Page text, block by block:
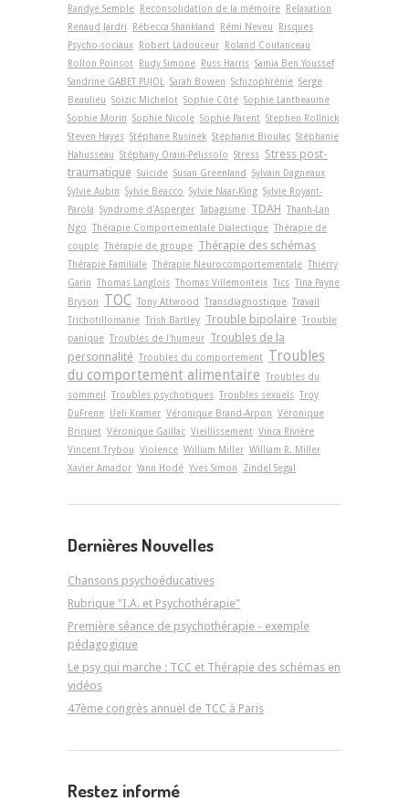
Randye Semple Reconsolidation de la mémoire Relaxation
Renaud Jardri
Rébecca Shankland Rémi Neveu
Risques
Psycho-sociaux Robert Ladouceur Roland Coutanceau
Rollon Poinsot Rudy Simone Russ Harris Samia Ben Youssef
Sandrine GABET PUJOL
Sarah Bowen Schizophrénie Serge
Beaulieu Soizic Michelot Sophie Côté Sophie Lantheaume
Sophie Morin Sophie Nicole Sophie Parent Stephen Rollnick
Steven Hayes Stéphane Rusinek Stéphanie Bioulac Stéphanie
Hahusseau Stéphany Orain-Pelissolo Stress Stress post-
traumatique Suicide Susan Greenland Sylvain Dagneaux
Sylvie Aubin Sylvie Beacco Sylvie Naar-King Sylvie Royant-
Parola Syndrome d'Asperger Tabagisme TDAH Thanh-Lan
Ngo Thérapie Comportementale Dialectique Thérapie de
couple Thérapie de groupe Thérapie des schémas
Thérapie Familiale Thérapie Neurocomportementale Thierry
Garin Thomas Langlois Thomas Villemonteix Tics Tina Payne
Bryson
TOC Tony Attwood Transdiagnostique Travail
Trichotillomanie Trish Bartley Trouble bipolaire Trouble
panique Troubles de l'humeur Troubles de la
personnalité Troubles du comportement Troubles
du comportement alimentaire Troubles du
sommeil Troubles psychotiques Troubles sexuels Troy
DuFrene Ueli Kramer Véronique Brand-Arpon Véronique
Briquet Véronique Gaillac Vieillissement Vinca Rivière
Vincent Trybou Violence William Miller William R. Miller
Xavier Amador Yann Hodé Yves Simon Zindel Segal
Dernières Nouvelles
Chansons psychoéducatives
Rubrique "I.A. et Psychothérapie"
Première séance de psychothérapie - exemple
pédagogique
Le psy qui marche : TCC et Thérapie des schémas en
vidéos
47ème congrès annuel de TCC à Paris
Restez informé